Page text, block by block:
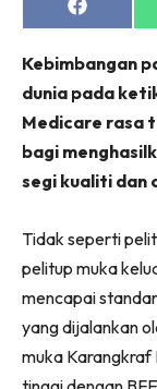
Share
on
Kebimbangan
dunia pada
Medicare rasa
bagi
segi kualiti dan
Tidak seperti
pelitup muka
mencapai
yang dijalankan
muka Karangkraf